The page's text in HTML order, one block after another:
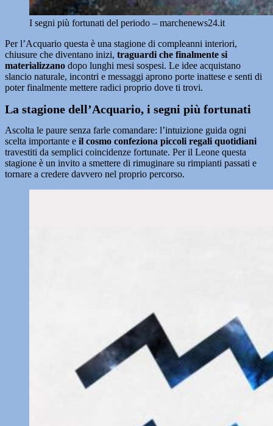
I segni più fortunati del periodo – marchenews24.it
Per l’Acquario questa è una stagione di compleanni interiori,
chiusure che diventano inizi, traguardi che finalmente si
materializzano dopo lunghi mesi sospesi. Le idee acquistano
slancio naturale, incontri e messaggi aprono porte inattese e senti di
poter finalmente mettere radici proprio dove ti trovi.
La stagione dell’Acquario, i segni più fortunati
Ascolta le paure senza farle comandare: l’intuizione guida ogni
scelta importante e il cosmo confeziona piccoli regali quotidiani
travestiti da semplici coincidenze fortunate. Per il Leone questa
stagione è un invito a smettere di rimuginare su rimpianti passati e
tornare a credere davvero nel proprio percorso.